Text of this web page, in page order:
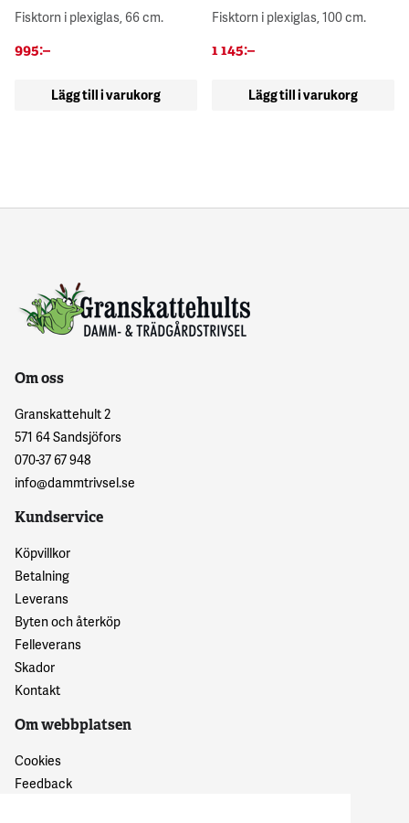
Fisktorn i plexiglas, 66 cm.
995:–
Lägg till i varukorg
Fisktorn i plexiglas, 100 cm.
1 145:–
Lägg till i varukorg
Om oss
Granskattehult 2
571 64 Sandsjöfors
070-37 67 948
info@dammtrivsel.se
Kundservice
Köpvillkor
Betalning
Leverans
Byten och återköp
Felleverans
Skador
Kontakt
Om webbplatsen
Cookies
Feedback